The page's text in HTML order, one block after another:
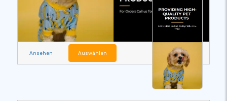
Ansehen Auswählen